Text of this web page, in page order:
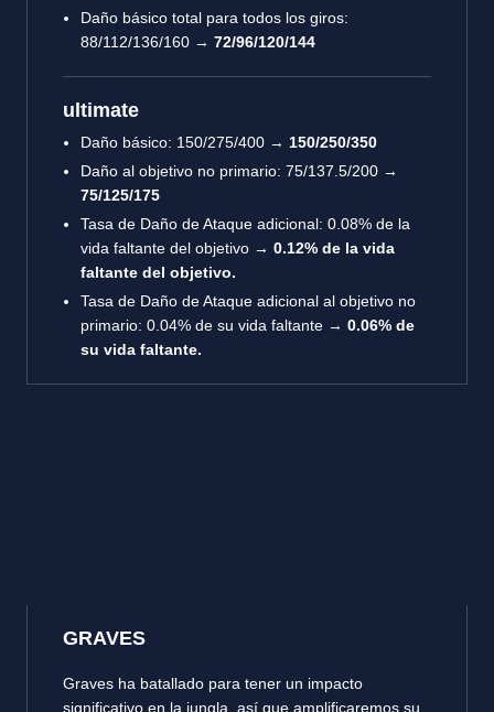
Daño básico total para todos los giros:
88/112/136/160 → 72/96/120/144
ultimate
Daño básico: 150/275/400 → 150/250/350
Daño al objetivo no primario: 75/137.5/200 →
75/125/175
Tasa de Daño de Ataque adicional: 0.08% de la
vida faltante del objetivo → 0.12% de la vida
faltante del objetivo.
Tasa de Daño de Ataque adicional al objetivo no
primario: 0.04% de su vida faltante → 0.06% de
su vida faltante.
GRAVES
Graves ha batallado para tener un impacto
significativo en la jungla, así que amplificaremos su